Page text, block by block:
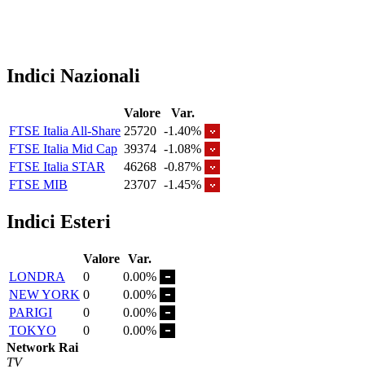
Indici Nazionali
Valore
Var.
FTSE Italia All-Share 25720 -1.40%
FTSE Italia Mid Cap 39374 -1.08%
FTSE Italia STAR
46268 -0.87%
FTSE MIB
23707 -1.45%
Indici Esteri
Valore Var.
LONDRA
0
0.00%
NEW YORK 0
0.00%
PARIGI
0
0.00%
TOKYO
0
0.00%
Network Rai
TV